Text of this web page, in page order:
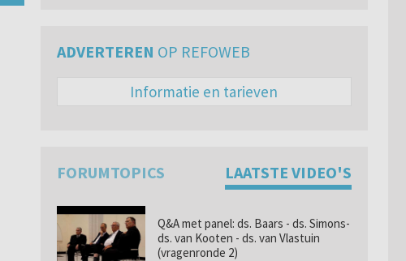
ADVERTEREN OP REFOWEB
Informatie en tarieven
FORUMTOPICS LAATSTE VIDEO'S
Q&A met panel: ds. Baars - ds. Simons-
ds. van Kooten - ds. van Vlastuin
(vragenronde 2)